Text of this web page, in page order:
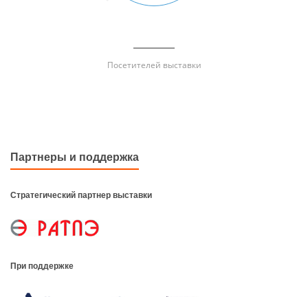
Посетителей выставки
Партнеры и поддержка
Стратегический партнер выставки
При поддержке